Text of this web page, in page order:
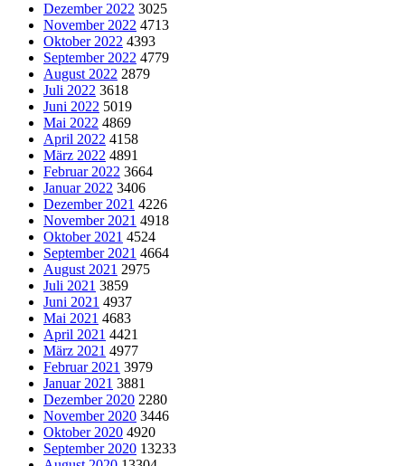
Dezember 2022 3025
November 2022 4713
Oktober 2022 4393
September 2022 4779
August 2022 2879
Juli 2022 3618
Juni 2022 5019
Mai 2022 4869
April 2022 4158
März 2022 4891
Februar 2022 3664
Januar 2022 3406
Dezember 2021 4226
November 2021 4918
Oktober 2021 4524
September 2021 4664
August 2021 2975
Juli 2021 3859
Juni 2021 4937
Mai 2021 4683
April 2021 4421
März 2021 4977
Februar 2021 3979
Januar 2021 3881
Dezember 2020 2280
November 2020 3446
Oktober 2020 4920
September 2020 13233